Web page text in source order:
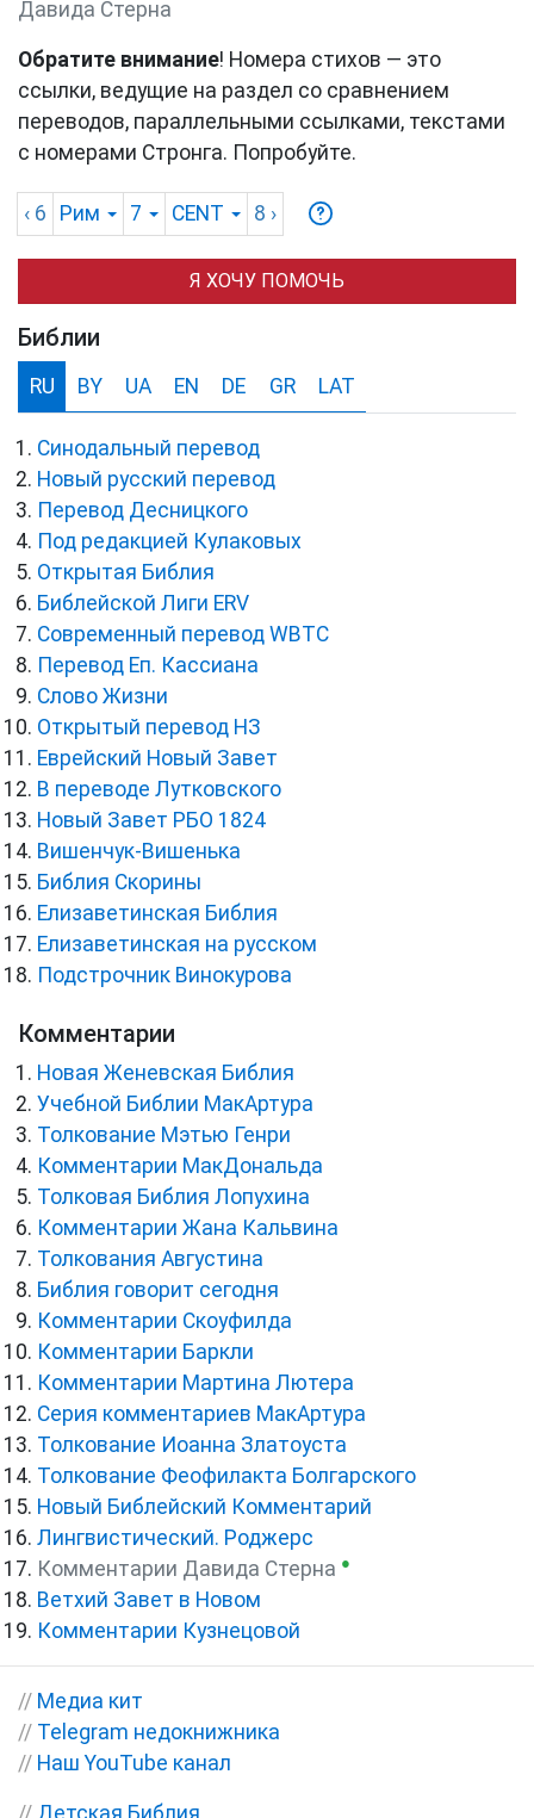
Давида Стерна
Обратите внимание! Номера стихов — это
ссылки, ведущие на раздел со сравнением
переводов, параллельными ссылками, текстами
с номерами Стронга. Попробуйте.
‹ 6 Рим 7 CENT 8 ›
Я ХОЧУ ПОМОЧЬ
Библии
RU BY UA EN DE GR LAT
Синодальный перевод
Новый русский перевод
Перевод Десницкого
Под редакцией Кулаковых
Открытая Библия
Библейской Лиги ERV
Cовременный перевод WBTC
Перевод Еп. Кассиана
Слово Жизни
Открытый перевод НЗ
Еврейский Новый Завет
В переводе Лутковского
Новый Завет РБО 1824
Вишенчук-Вишенька
Библия Скорины
Елизаветинская Библия
Елизаветинская на русском
Подстрочник Винокурова
Комментарии
Новая Женевская Библия
Учебной Библии МакАртура
Толкование Мэтью Генри
Комментарии МакДональда
Толковая Библия Лопухина
Комментарии Жана Кальвина
Толкования Августина
Библия говорит сегодня
Комментарии Скоуфилда
Комментарии Баркли
Комментарии Мартина Лютера
Серия комментариев МакАртура
Толкование Иоанна Златоуста
Толкование Феофилакта Болгарского
Новый Библейский Комментарий
Лингвистический. Роджерс
Комментарии Давида Стерна ●
Ветхий Завет в Новом
Комментарии Кузнецовой
// Медиа кит
// Telegram недокнижника
// Наш YouTube канал
// Детская Библия